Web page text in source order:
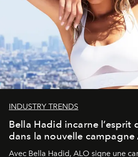
INDUSTRY TRENDS
Bella Hadid incarne l’esprit
dans la nouvelle campagne
Avec Bella Hadid, ALO signe une